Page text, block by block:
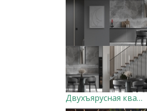
Двухъярусная квартира г. Набережные Челны жк "Озерный"